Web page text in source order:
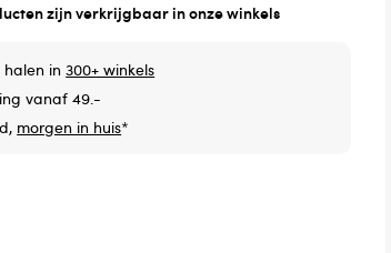
zijn verkrijgbaar in onze winkels
halen in300+ winkels
vanaf 49.-
morgen in huis*